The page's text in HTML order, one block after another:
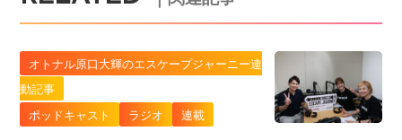
オトナル原口大輝のエスケープジャーニー連
動記事
ポッドキャスト
ラジオ 連載